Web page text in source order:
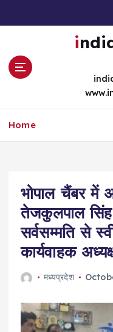
indiaprime24.c
Home
भोपाल चैंबर में
तेजकुलपाल सिंह
सर्वसम्मति से
कार्यवाहक
मध्यप्रदेश